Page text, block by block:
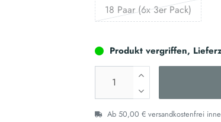
18 Paar (6x 3er Pack)
Produkt vergriffen,
Ab 50,00 € versandkostenfrei